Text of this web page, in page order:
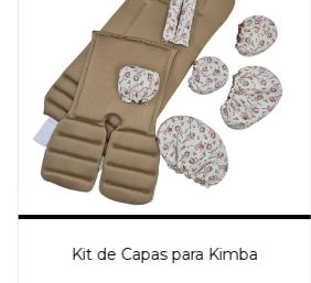
Kit de Capas para Kimba